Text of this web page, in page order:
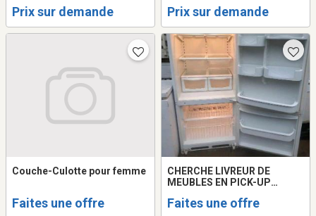
Prix sur demande Prix sur demande
Couche-Culotte pour femme
Faites une offre
CHERCHE LIVREUR DE
MEUBLES EN PICK-UP
Faites une offre